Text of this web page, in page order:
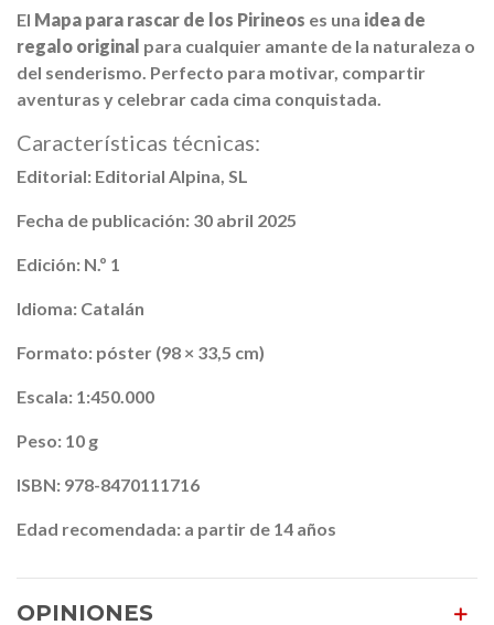
El Mapa para rascar de los Pirineos es una idea de
regalo original para cualquier amante de la naturaleza o
del senderismo. Perfecto para motivar, compartir
aventuras y celebrar cada cima conquistada.
Características técnicas:
Editorial: Editorial Alpina, SL
Fecha de publicación: 30 abril 2025
Edición: N.º 1
Idioma: Catalán
Formato: póster (98 × 33,5 cm)
Escala: 1:450.000
Peso: 10 g
ISBN: 978-8470111716
Edad recomendada: a partir de 14 años
OPINIONES